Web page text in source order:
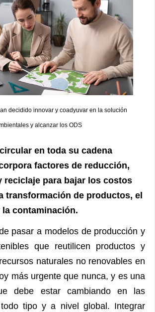
decidido innovar y coadyuvar en la solución
y alcanzar los ODS
en toda su cadena
factores de reducción,
reciclaje para bajar los costos
transformación de productos, el
contaminación.
pasar a modelos de producción y
que reutilicen productos y
naturales no renovables en
más urgente que nunca, y es una
debe estar cambiando en las
tipo y a nivel global. Integrar